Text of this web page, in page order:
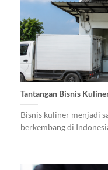
Tantangan Bisnis
Bisnis kuliner menjadi
berkembang di